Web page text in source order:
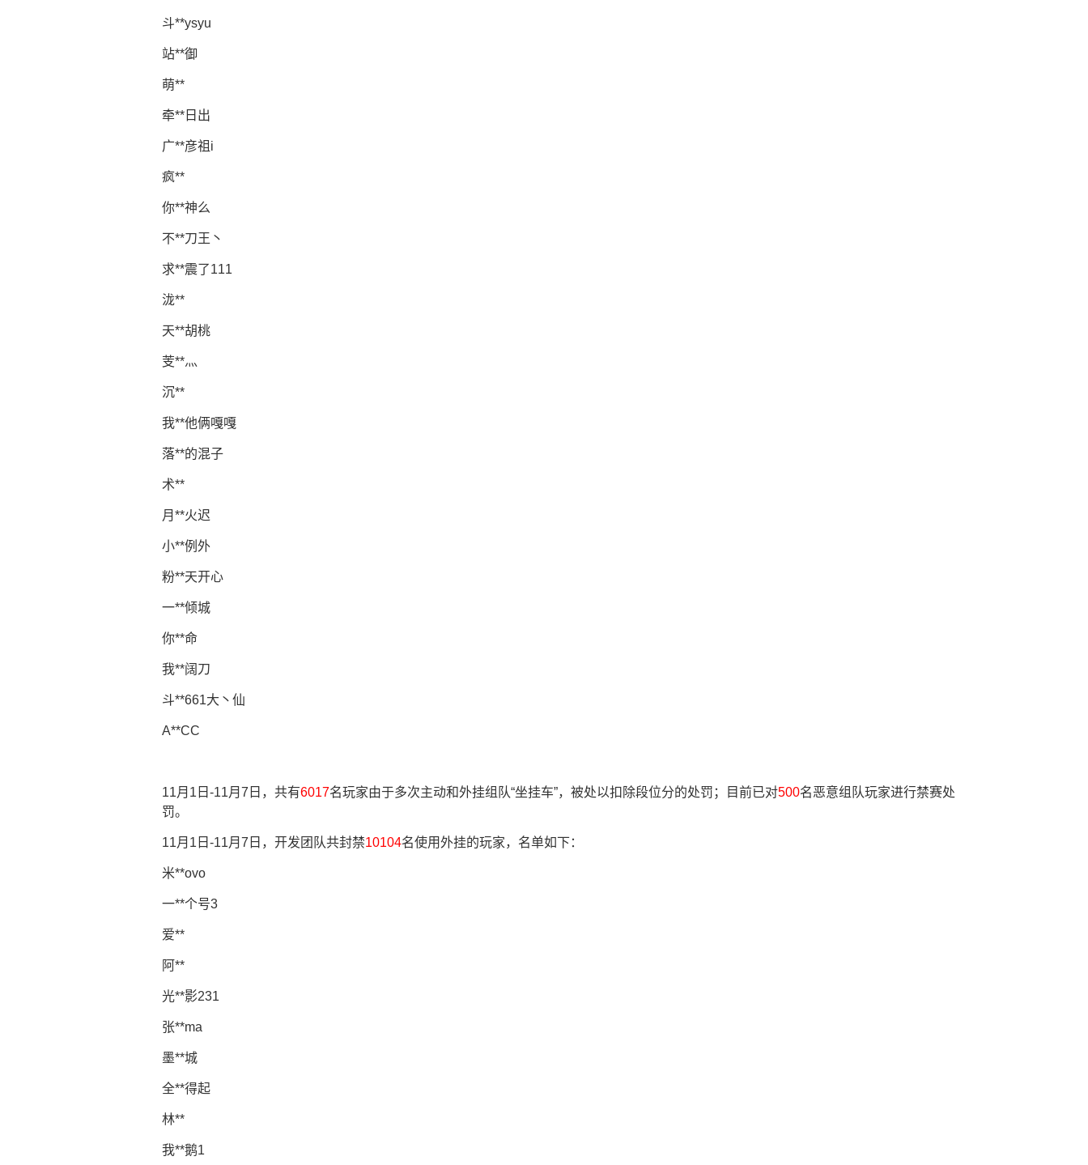
斗**ysyu
站**御
萌**
牵**日出
广**彦祖i
疯**
你**神么
不**刀王丶
求**震了111
泷**
天**胡桃
芰**灬
沉**
我**他俩嘎嘎
落**的混子
术**
月**火迟
小**例外
粉**天开心
一**倾城
你**命
我**阔刀
斗**661大丶仙
A**CC
11月1日-11月7日，共有6017名玩家由于多次主动和外挂组队“坐挂车”，被处以扣除段位分的处罚；目前已对500名恶意组队玩家进行禁赛处
罚。
11月1日-11月7日，开发团队共封禁10104名使用外挂的玩家，名单如下：
米**ovo
一**个号3
爱**
阿**
光**影231
张**ma
墨**城
全**得起
林**
我**鹅1